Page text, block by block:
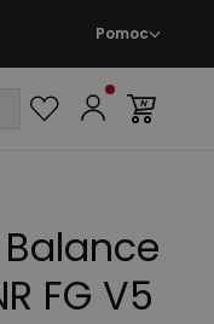
Pomoc
FG V5